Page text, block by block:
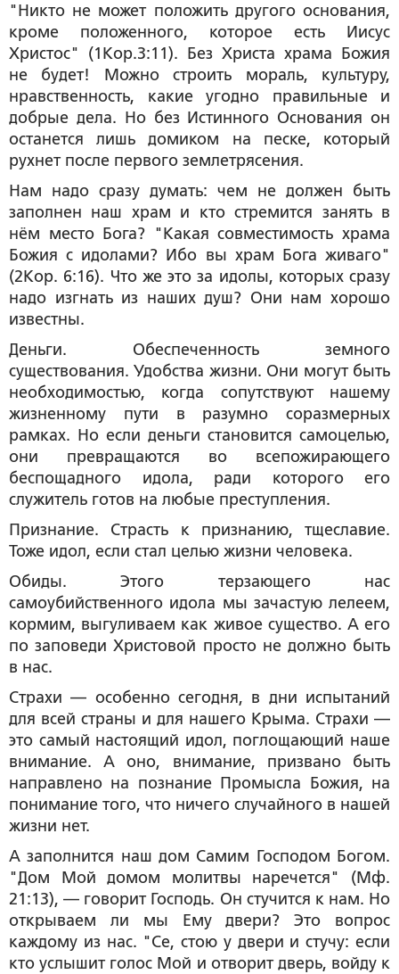
"Никто не может положить другого основания,
кроме положенного, которое есть Иисус
Христос" (1Кор.3:11). Без Христа храма Божия
не будет! Можно строить мораль, культуру,
нравственность, какие угодно правильные и
добрые дела. Но без Истинного Основания он
останется лишь домиком на песке, который
рухнет после первого землетрясения.
Нам надо сразу думать: чем не должен быть
заполнен наш храм и кто стремится занять в
нём место Бога? "Какая совместимость храма
Божия с идолами? Ибо вы храм Бога живаго"
(2Кор. 6:16). Что же это за идолы, которых сразу
надо изгнать из наших душ? Они нам хорошо
известны.
Деньги. Обеспеченность земного
существования. Удобства жизни. Они могут быть
необходимостью, когда сопутствуют нашему
жизненному пути в разумно соразмерных
рамках. Но если деньги становится самоцелью,
они превращаются во всепожирающего
беспощадного идола, ради которого его
служитель готов на любые преступления.
Признание. Страсть к признанию, тщеславие.
Тоже идол, если стал целью жизни человека.
Обиды. Этого терзающего нас
самоубийственного идола мы зачастую лелеем,
кормим, выгуливаем как живое существо. А его
по заповеди Христовой просто не должно быть
в нас.
Страхи — особенно сегодня, в дни испытаний
для всей страны и для нашего Крыма. Страхи —
это самый настоящий идол, поглощающий наше
внимание. А оно, внимание, призвано быть
направлено на познание Промысла Божия, на
понимание того, что ничего случайного в нашей
жизни нет.
А заполнится наш дом Самим Господом Богом.
"Дом Мой домом молитвы наречется" (Мф.
21:13), — говорит Господь. Он стучится к нам. Но
открываем ли мы Ему двери? Это вопрос
каждому из нас. "Се, стою у двери и стучу: если
кто услышит голос Мой и отворит дверь, войду к